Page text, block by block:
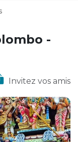
-
Invitez vos amis